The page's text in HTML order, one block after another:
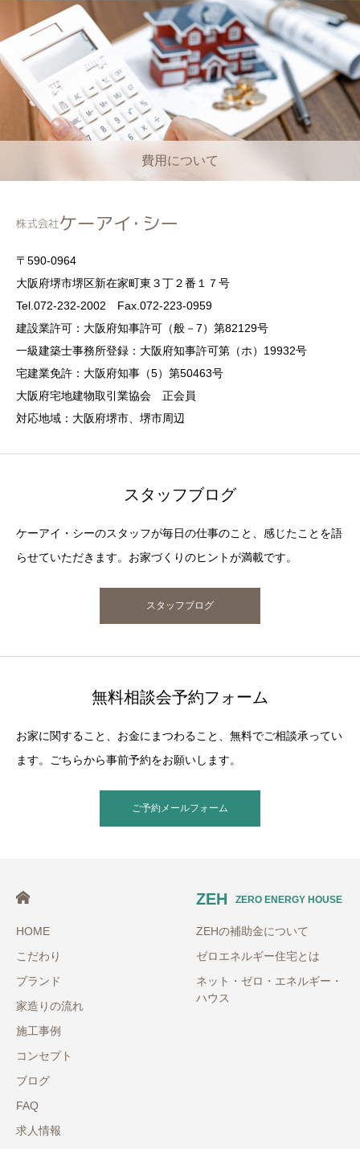
費用について
〒590-0964
大阪府堺市堺区新在家町東３丁２番１７号
Tel.072-232-2002 Fax.072-223-0959
建設業許可：大阪府知事許可（般－7）第82129号
一級建築士事務所登録：大阪府知事許可第（ホ）19932号
宅建業免許：大阪府知事（5）第50463号
大阪府宅地建物取引業協会 正会員
対応地域：大阪府堺市、堺市周辺
スタッフブログ
ケーアイ・シーのスタッフが毎日の仕事のこと、感じたことを語
らせていただきます。お家づくりのヒントが満載です。
スタッフブログ
無料相談会予約フォーム
お家に関すること、お金にまつわること、無料でご相談承ってい
ます。ごちらから事前予約をお願いします。
ご予約メールフォーム
HOME
こだわり
ブランド
家造りの流れ
施工事例
コンセプト
ブログ
FAQ
求人情報
ZEH ZERO ENERGY HOUSE
ZEHの補助金について
ゼロエネルギー住宅とは
ネット・ゼロ・エネルギー・
ハウス